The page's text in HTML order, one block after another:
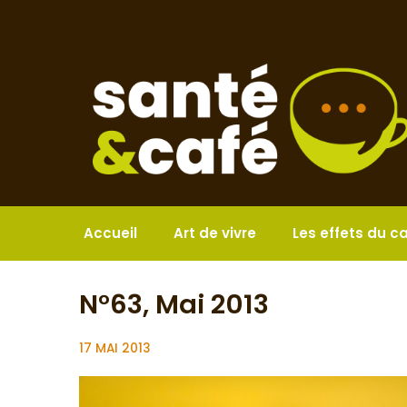
Accueil Art de vivre Les effets du
N°63, Mai 2013
17 MAI 2013